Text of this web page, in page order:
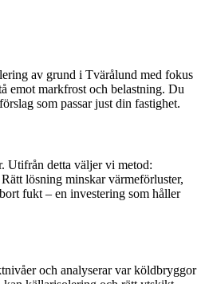
av grund i Tvärålund med fokus
emot markfrost och belastning. Du
som passar just din fastighet.
Utifrån detta väljer vi metod:
lösning minskar värmeförluster,
fukt – en investering som håller
och analyserar var köldbryggor